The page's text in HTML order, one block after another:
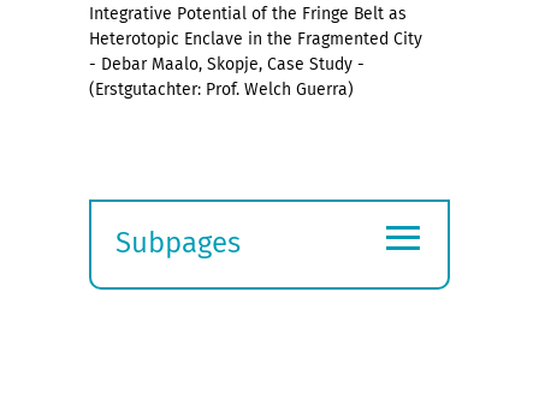
Integrative Potential of the Fringe Belt as
Heterotopic Enclave in the Fragmented City
- Debar Maalo, Skopje, Case Study -
(Erstgutachter: Prof. Welch Guerra)
Subpages
≡